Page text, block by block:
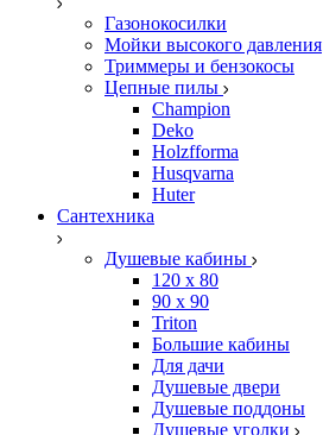
Газонокосилки
Мойки высокого давления
Триммеры и бензокосы
Цепные пилы
Champion
Deko
Holzfforma
Husqvarna
Huter
Сантехника
Душевые кабины
120 x 80
90 х 90
Triton
Большие кабины
Для дачи
Душевые двери
Душевые поддоны
Душевые уголки